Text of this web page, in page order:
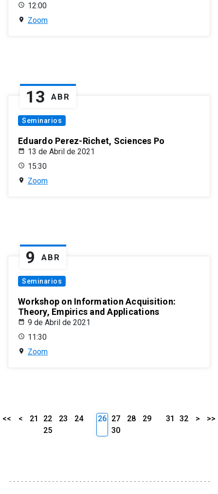
12:00
Zoom
13 ABR
Seminarios
Eduardo Perez-Richet, Sciences Po
13 de Abril de 2021
15:30
Zoom
9 ABR
Seminarios
Workshop on Information Acquisition:
Theory, Empirics and Applications
9 de Abril de 2021
11:30
Zoom
<< < 21 22 23
24
25
26 27 28
29
30
31 32 > >>